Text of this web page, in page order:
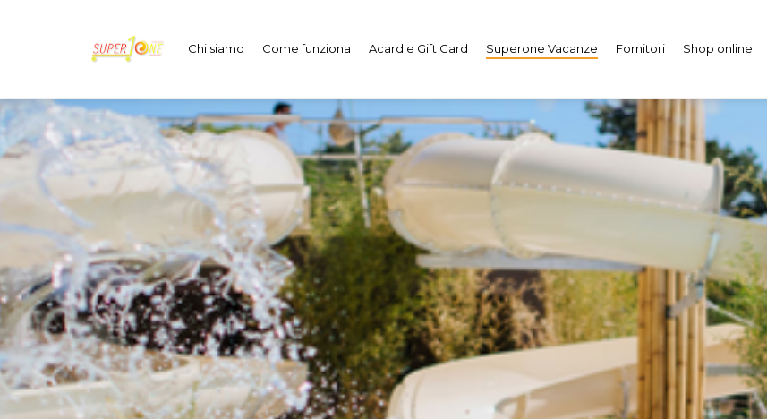
Chi siamo Come funziona Acard e Gift Card Superone Vacanze Fornitori Shop online